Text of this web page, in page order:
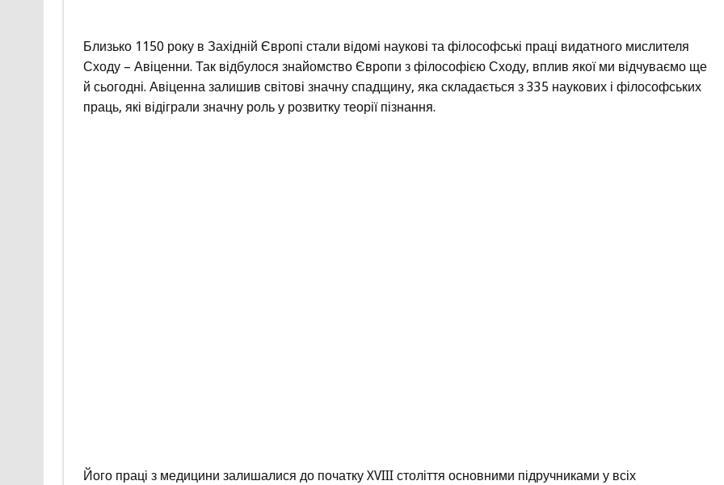
Близько 1150 року в Західній Європі стали відомі наукові та філософські праці видатного мислителя
Сходу – Авіценни. Так відбулося знайомство Європи з філософією Сходу, вплив якої ми відчуваємо ще
й сьогодні. Авіценна залишив світові значну спадщину, яка складається з 335 наукових і філософських
праць, які відіграли значну роль у розвитку теорії пізнання.
Його праці з медицини залишалися до початку XVIII століття основними підручниками у всіх